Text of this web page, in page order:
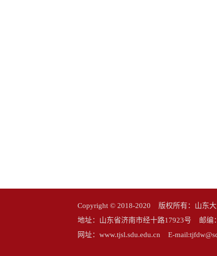
Copyright © 2018-2020 版权所有：山东
地址：山东省济南市经十路17923号 邮
网址：www.tjsl.sdu.edu.cn E-